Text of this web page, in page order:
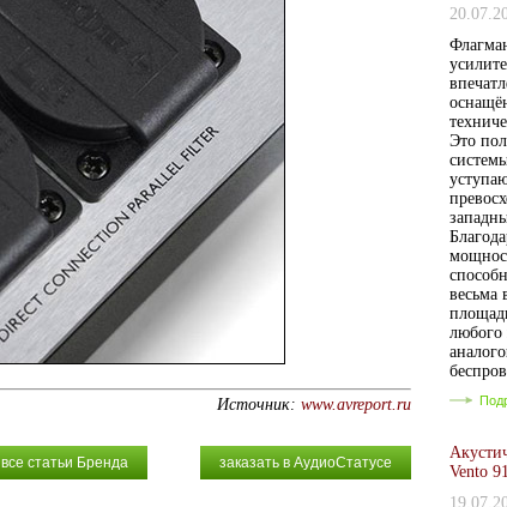
Это
весьма
Vento 91
Источник: www.avreport.ru
все статьи Бренда заказать в АудиоСтатусе